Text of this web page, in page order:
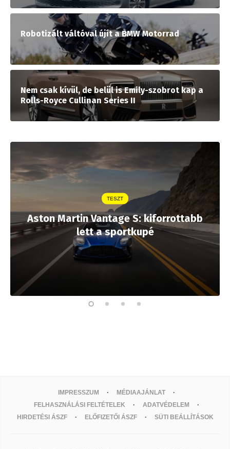
Robotizált váltóval újít a BMW Motorrad
Nem csak kívül, de belül is Emily-szobrot kap a
Rolls-Royce Cullinan Series II
TESZT
Aston Martin Vantage S: kiforrottabb
lett a sportkupé
IMPRESSZUM
MÉDIAAJÁNLAT
FELHASZNÁLÁSI FELTÉTELEK
ADATVÉDELEM
HIRDETÉSI ÁSZF
ELŐFIZETŐI ÁSZF SÜTI BEÁLLÍTÁSOK